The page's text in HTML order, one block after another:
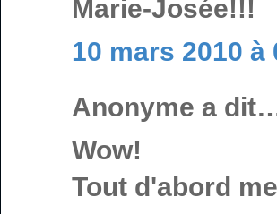
Marie-Josée!!!
10 mars 2010 à
Anonyme a
Wow!
Tout d'abord